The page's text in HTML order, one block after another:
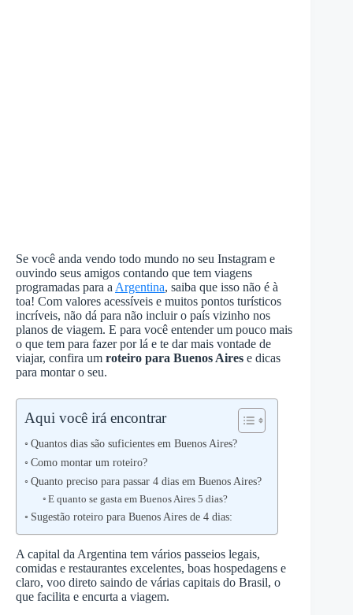
Se você anda vendo todo mundo no seu Instagram e
ouvindo seus amigos contando que tem viagens
programadas para a Argentina, saiba que isso não é à
toa! Com valores acessíveis e muitos pontos turísticos
incríveis, não dá para não incluir o país vizinho nos
planos de viagem. E para você entender um pouco mais
o que tem para fazer por lá e te dar mais vontade de
viajar, confira um roteiro para Buenos Aires e dicas
para montar o seu.
Aqui você irá encontrar
Quantos dias são suficientes em Buenos Aires?
Como montar um roteiro?
Quanto preciso para passar 4 dias em Buenos Aires?
E quanto se gasta em Buenos Aires 5 dias?
Sugestão roteiro para Buenos Aires de 4 dias:
A capital da Argentina tem vários passeios legais,
comidas e restaurantes excelentes, boas hospedagens e
claro, voo direto saindo de várias capitais do Brasil, o
que facilita e encurta a viagem.